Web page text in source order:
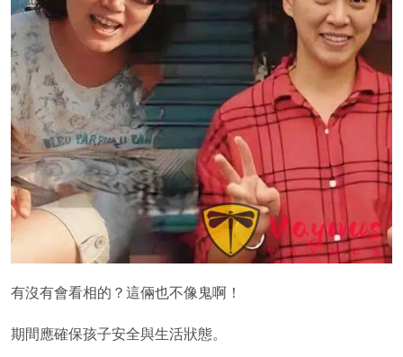
有沒有會看相的？這倆也不像鬼啊！
期間應確保孩子安全與生活狀態。